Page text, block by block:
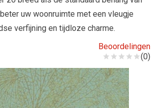
uw woonruimte met een vleugje
verfijning en tijdloze charme.
Beoordelingen
(0)